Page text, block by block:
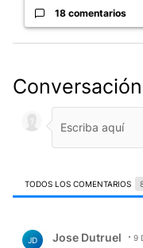
18 comentarios
Conversación
TODOS LOS COMENTARIOS
JD Jose Dutruel 9